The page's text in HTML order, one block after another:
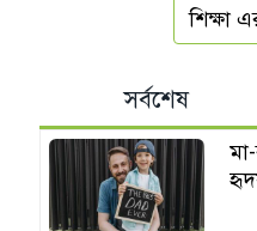
শিক্ষা
সর্বশেষ